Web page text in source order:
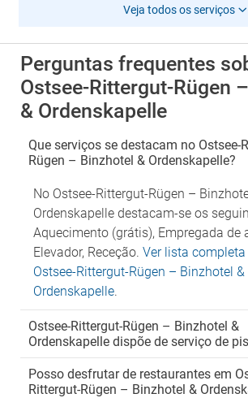
Veja todos os serviços
Perguntas frequentes
Ostsee-Rittergut-Rügen
& Ordenskapelle
Que serviços se destacam no Ostsee-
Rügen – Binzhotel & Ordenskapelle?
No Ostsee-Rittergut-Rügen –
Ordenskapelle destacam-se os
Aquecimento (grátis), Empregada de
Elevador, Receção. Ver lista
Ostsee-Rittergut-Rügen – Binzhotel &
Ordenskapelle.
Ostsee-Rittergut-Rügen – Binzhotel &
Ordenskapelle dispõe de serviço de
Posso desfrutar de restaurantes em
Rittergut-Rügen – Binzhotel &